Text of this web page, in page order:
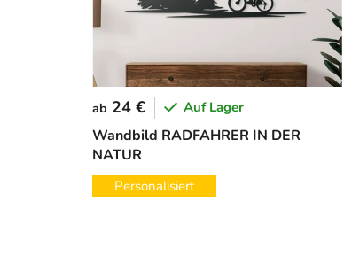
Wandbild RADFAHRER IN DER
NATUR
ab 24 € Auf Lager
Personalisiert